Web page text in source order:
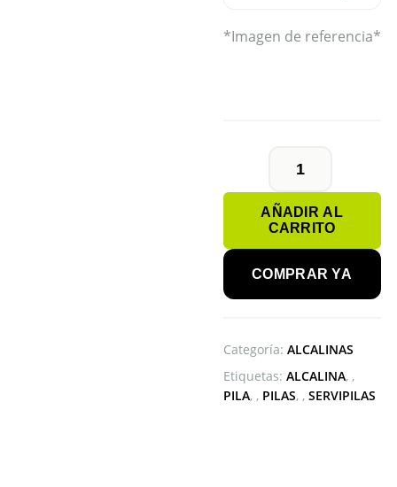
*Imagen de referencia*
CAJA
DE
12
BLÍSTER
AAA
ENERGIZER
AÑADIR AL
CARRITO
COMPRAR YA
Categoría: ALCALINAS
Etiquetas: ALCALINA ,
PILA , PILAS , SERVIPILAS